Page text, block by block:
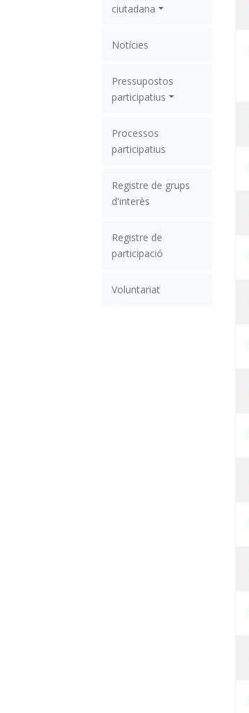
ciutadana
Notícies
Pressupostos
participatius
Processos
participatius
Registre de grups
d'interès
Registre de
participació
Voluntariat